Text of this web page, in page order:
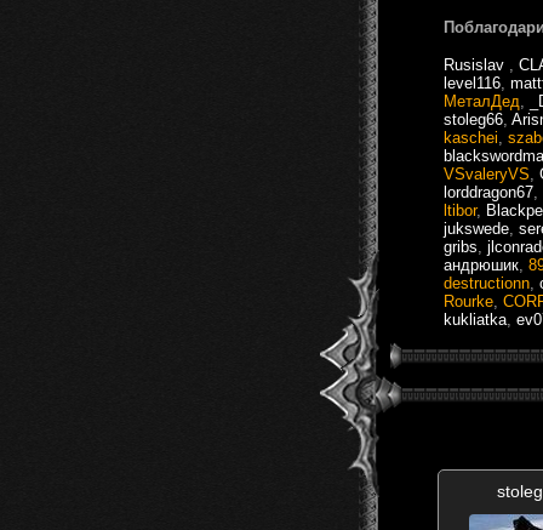
Rusislav
level116
МеталДед
stoleg66
kaschei
VSvaleryVS
lorddragon67
ltibor,
jukswede
gribs
андрюшик
destructionn
Rourke
kukliatka